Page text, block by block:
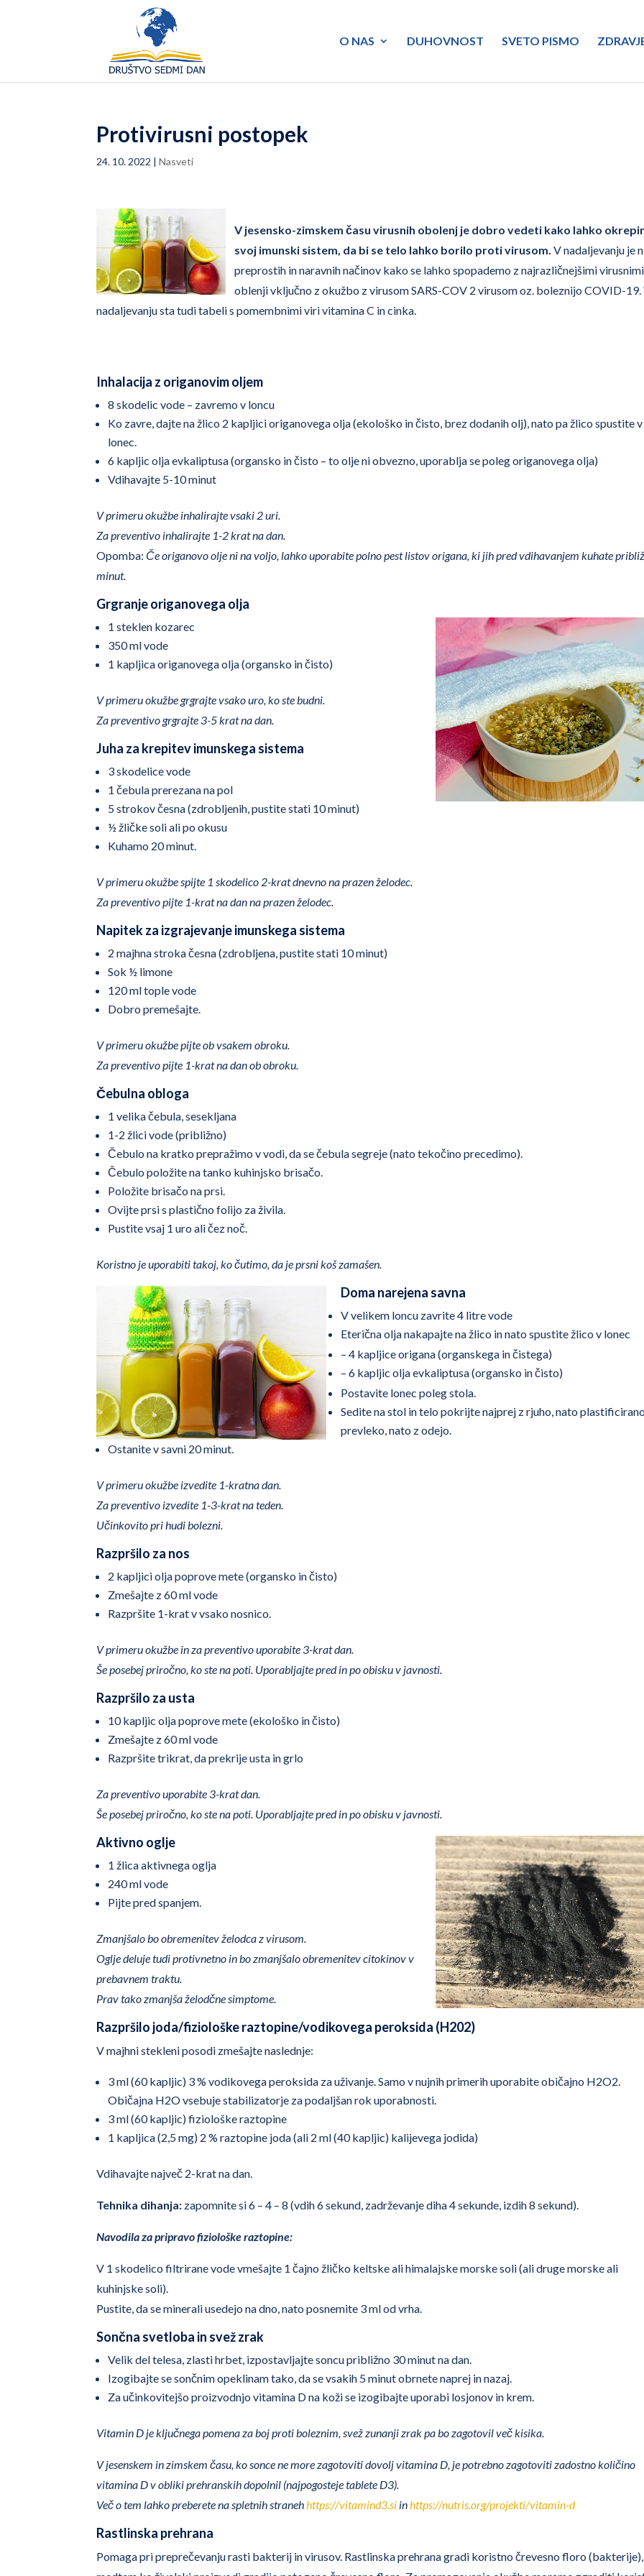
O NAS DUHOVNOST SVETO PISMO
Protivirusni postopek
24. 10. 2022 |Nasveti
V jesensko-zimskem času virusnih obolenj je dobro vedeti kako lahko
svoj imunski sistem, da bi se telo lahko borilo proti virusom.V nadaljevanju je
preprostih in naravnih načinov kako se lahko spopademo z najrazličnejšimi virusnimi
oblenji vključno z okužbo z virusom SARS-COV 2 virusom oz. boleznijo COVID-19.
nadaljevanju sta tudi tabeli s pomembnimi viri vitamina C in cinka.
Inhalacija z origanovim oljem
8 skodelic vode – zavremo v loncu
Ko zavre, dajte na žlico 2 kapljici origanovega olja (ekološko in čisto, brez dodanih olj), nato pa žlico spustite v
lonec.
6 kapljic olja evkaliptusa (organsko in čisto – to olje ni obvezno, uporablja se poleg origanovega olja)
Vdihavajte 5-10 minut
V primeru okužbe inhalirajte vsaki 2 uri.
Za preventivo inhalirajte 1-2 krat na dan.
Opomba: Če origanovo olje ni na voljo, lahko uporabite polno pest listov origana, ki jih pred vdihavanjem kuhate
minut.
Grgranje origanovega olja
1 steklen kozarec
350 ml vode
1 kapljica origanovega olja (organsko in čisto)
V primeru okužbe grgrajte vsako uro, ko ste budni.
Za preventivo grgrajte 3-5 krat na dan.
Juha za krepitev imunskega sistema
3 skodelice vode
1 čebula prerezana na pol
5 strokov česna (zdrobljenih, pustite stati 10 minut)
½ žličke soli ali po okusu
Kuhamo 20 minut.
V primeru okužbe spijte 1 skodelico 2-krat dnevno na prazen želodec.
Za preventivo pijte 1-krat na dan na prazen želodec.
Napitek za izgrajevanje imunskega sistema
2 majhna stroka česna (zdrobljena, pustite stati 10 minut)
Sok ½ limone
120 ml tople vode
Dobro premešajte.
V primeru okužbe pijte ob vsakem obroku.
Za preventivo pijte 1-krat na dan ob obroku.
Čebulna obloga
1 velika čebula, sesekljana
1-2 žlici vode (približno)
Čebulo na kratko prepražimo v vodi, da se čebula segreje (nato tekočino precedimo).
Čebulo položite na tanko kuhinjsko brisačo.
Položite brisačo na prsi.
Ovijte prsi s plastično folijo za živila.
Pustite vsaj 1 uro ali čez noč.
Koristno je uporabiti takoj, ko čutimo, da je prsni koš zamašen.
Doma narejena savna
V velikem loncu zavrite 4 litre vode
Eterična olja nakapajte na žlico in nato spustite žlico v lonec
– 4 kapljice origana (organskega in čistega)
– 6 kapljic olja evkaliptusa (organsko in čisto)
Postavite lonec poleg stola.
Sedite na stol in telo pokrijte najprej z rjuho, nato
prevleko, nato z odejo.
Ostanite v savni 20 minut.
V primeru okužbe izvedite 1-kratna dan.
Za preventivo izvedite 1-3-krat na teden.
Učinkovito pri hudi bolezni.
Razpršilo za nos
2 kapljici olja poprove mete (organsko in čisto)
Zmešajte z 60 ml vode
Razpršite 1-krat v vsako nosnico.
V primeru okužbe in za preventivo uporabite 3-krat dan.
Še posebej priročno, ko ste na poti. Uporabljajte pred in po obisku v javnosti.
Razpršilo za usta
10 kapljic olja poprove mete (ekološko in čisto)
Zmešajte z 60 ml vode
Razpršite trikrat, da prekrije usta in grlo
Za preventivo uporabite 3-krat dan.
Še posebej priročno, ko ste na poti. Uporabljajte pred in po obisku v javnosti.
Aktivno oglje
1 žlica aktivnega oglja
240 ml vode
Pijte pred spanjem.
Zmanjšalo bo obremenitev želodca z virusom.
Oglje deluje tudi protivnetno in bo zmanjšalo obremenitev citokinov v
prebavnem traktu.
Prav tako zmanjša želodčne simptome.
Razpršilo joda/fiziološke raztopine/vodikovega peroksida (H202)
V majhni stekleni posodi zmešajte naslednje:
3 ml (60 kapljic) 3 % vodikovega peroksida za uživanje. Samo v nujnih primerih uporabite običajno H2O2.
Običajna H2O vsebuje stabilizatorje za podaljšan rok uporabnosti.
3 ml (60 kapljic) fiziološke raztopine
1 kapljica (2,5 mg) 2 % raztopine joda (ali 2 ml (40 kapljic) kalijevega jodida)
Vdihavajte največ 2-krat na dan.
Tehnika dihanja: zapomnite si 6 – 4 – 8 (vdih 6 sekund, zadrževanje diha 4 sekunde, izdih 8 sekund).
Navodila za pripravo fiziološke raztopine:
V 1 skodelico filtrirane vode vmešajte 1 čajno žličko keltske ali himalajske morske soli (ali druge morske ali
kuhinjske soli).
Pustite, da se minerali usedejo na dno, nato posnemite 3 ml od vrha.
Sončna svetloba in svež zrak
Velik del telesa, zlasti hrbet, izpostavljajte soncu približno 30 minut na dan.
Izogibajte se sončnim opeklinam tako, da se vsakih 5 minut obrnete naprej in nazaj.
Za učinkovitejšo proizvodnjo vitamina D na koži se izogibajte uporabi losjonov in krem.
Vitamin D je ključnega pomena za boj proti boleznim, svež zunanji zrak pa bo zagotovil več kisika.
V jesenskem in zimskem času, ko sonce ne more zagotoviti dovolj vitamina D, je potrebno zagotoviti zadostno količino
vitamina D v obliki prehranskih dopolnil (najpogosteje tablete D3).
Več o tem lahko preberete na spletnih stranehhttps://vitamind3.si inhttps://nutris.org/projekti/vitamin-d
Rastlinska prehrana
Pomaga pri preprečevanju rasti bakterij in virusov. Rastlinska prehrana gradi koristno črevesno floro (bakterije),